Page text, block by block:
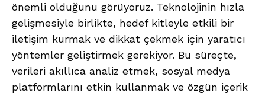
önemli olduğunu görüyoruz. Teknolojinin hızla
gelişmesiyle birlikte, hedef kitleyle etkili bir
iletişim kurmak ve dikkat çekmek için yaratıcı
yöntemler geliştirmek gerekiyor. Bu süreçte,
verileri akıllıca analiz etmek, sosyal medya
platformlarını etkin kullanmak ve özgün içerik